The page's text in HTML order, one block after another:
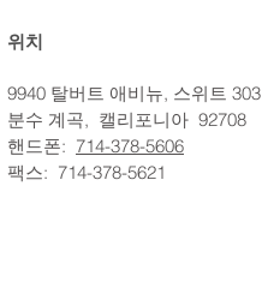
위치
9940 탈버트 애비뉴, 스위트 303
분수 계곡, 캘리포니아 92708
핸드폰: 714-378-5606
팩스: 714-378-5621